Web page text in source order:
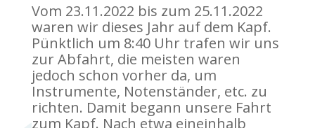
Vom 23.11.2022 bis zum 25.11.2022
waren wir dieses Jahr auf dem Kapf.
Pünktlich um 8:40 Uhr trafen wir uns
zur Abfahrt, die meisten waren
jedoch schon vorher da, um
Instrumente, Notenständer, etc. zu
richten. Damit begann unsere Fahrt
zum Kapf. Nach etwa eineinhalb